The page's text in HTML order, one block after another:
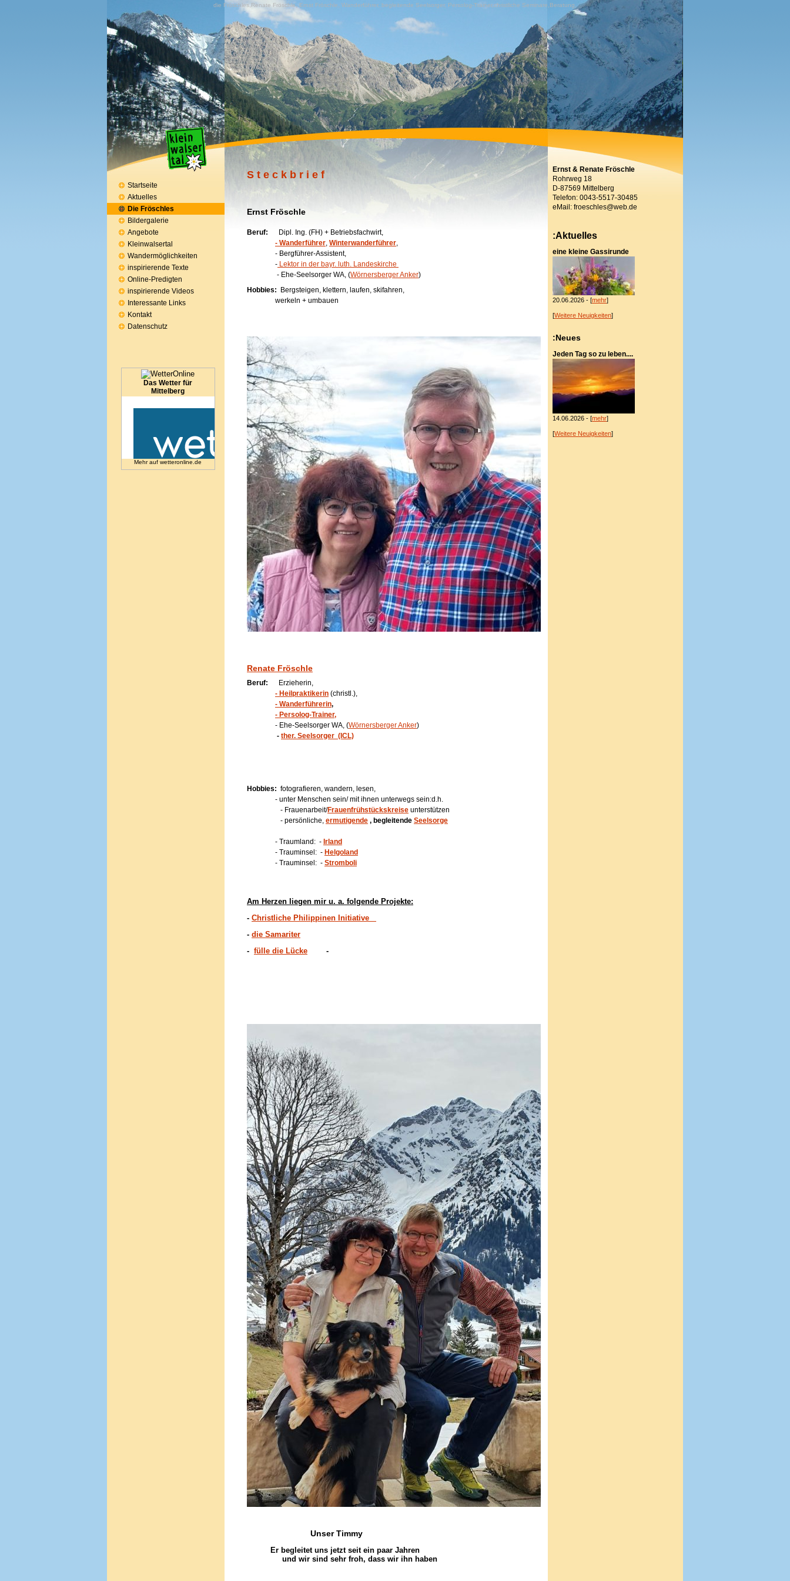
die Fröschles,Renate Fröschle, Ernst Fröschle, Wanderführer, begleitende Seelsorger, Persolog-Trainer,christliche Seminare,Beratung,
S t e c k b r i e f
Ernst Fröschle
Beruf: Dipl. Ing. (FH) + Betriebsfachwirt,
- Wanderführer Winterwanderführer
- Bergführer-Assistent,
- Lektor in der bayr. luth. Landeskirche
- Ehe-Seelsorger WA, (Wörnersberger Anker)
Hobbies: Bergsteigen, klettern, laufen, skifahren,
werkeln + umbauen
Renate Fröschle
Beruf: Erzieherin,
- Heilpraktikerin (christl.),
- Wanderführerin,
- Persolog-Trainer,
- Ehe-Seelsorger WA, (Wörnersberger Anker)
- ther. Seelsorger (ICL)
Hobbies: fotografieren, wandern, lesen,
- unter Menschen sein/ mit ihnen unterwegs sein:d.h.
- Frauenarbeit/Frauenfrühstückskreise unterstützen
- persönliche, ermutigende , begleitende Seelsorge
- Traumland: - Irland
- Trauminsel: - Helgoland
- Trauminsel: - Stromboli
Am Herzen liegen mir u. a. folgende Projekte:
- Christliche Philippinen Initiative
- die Samariter
- fülle die Lücke -
Unser Timmy
Er begleitet uns jetzt seit ein paar Jahren
und wir sind sehr froh, dass wir ihn haben
Startseite
Aktuelles
Die Fröschles
Bildergalerie
Angebote
Kleinwalsertal
Wandermöglichkeiten
inspirierende Texte
Online-Predigten
inspirierende Videos
Interessante Links
Kontakt
Datenschutz
Das Wetter für
Mittelberg
Mehr auf wetteronline.de
Ernst & Renate Fröschle
Rohrweg 18
D-87569 Mittelberg
Telefon: 0043-5517-30485
eMail: froeschles@web.de
:Aktuelles
eine kleine Gassirunde
20.06.2026 - [mehr]
[Weitere Neuigkeiten]
:Neues
Jeden Tag so zu leben....
14.06.2026 - [mehr]
[Weitere Neuigkeiten]